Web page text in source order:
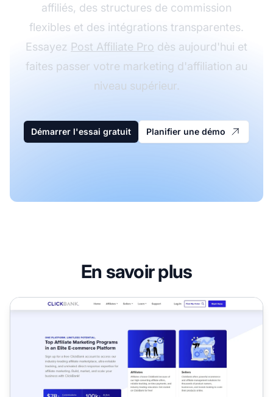
affiliés, des structures de commission
flexibles et des intégrations transparentes.
Essayez Post Affiliate Pro dès aujourd'hui et
faites passer votre marketing d'affiliation au
niveau supérieur.
Démarrer l'essai gratuit Planifier une démo
En savoir plus
Programme d'affiliation ClickBank